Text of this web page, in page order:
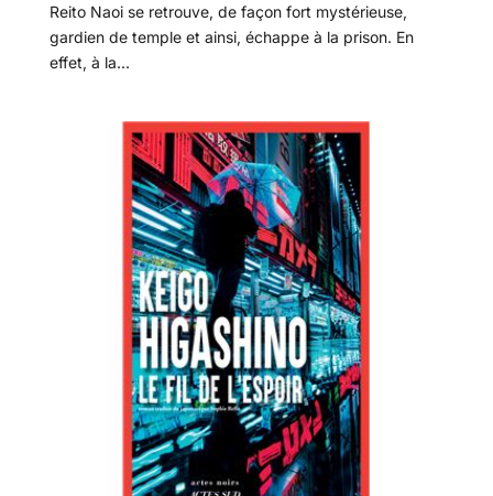
Reito Naoi se retrouve, de façon fort mystérieuse,
gardien de temple et ainsi, échappe à la prison. En
effet, à la...